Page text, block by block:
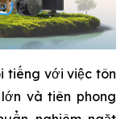
tiếng với việc tôn
và tiên phong